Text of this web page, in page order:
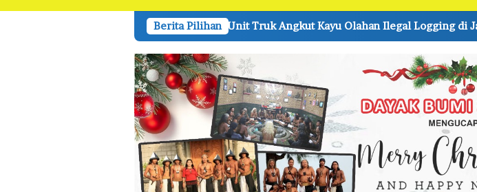
Berita Pilihan
Amankan 2 Unit Truk Angkut Kayu Olahan Ilegal Logging di Jalan Lintas BonoTeluk